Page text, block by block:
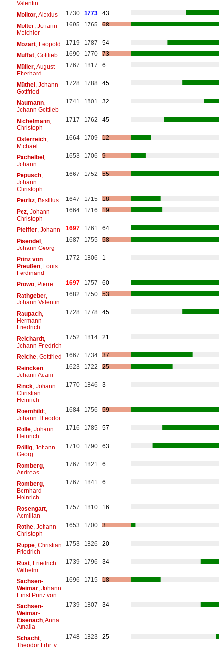
Valentin
Molitor, Alexius 1730 1773
43
Molter, Johann
Melchior
1695 1765 68
Mozart, Leopold 1719 1787
54
Muffat, Gottlieb 1690 1770
73
Müller, August
Eberhard
1767 1817 6
Müthel, Johann
Gottfried
1728 1788 45
Naumann,
Johann Gottlieb
1741 1801 32
Nichelmann,
Christoph
1717 1762 45
Österreich,
Michael
1664 1709 12
Pachelbel,
Johann
1653 1706 9
Pepusch,
Johann
Christoph
1667 1752 55
Petritz, Basilius 1647 1715
18
Pez, Johann
Christoph
1664 1716 19
Pfeiffer, Johann 1697 1761
64
Pisendel,
Johann Georg
1687 1755 58
Prinz von
Preußen, Louis
Ferdinand
1772 1806 1
Prowo, Pierre 1697 1757
60
Rathgeber,
Johann Valentin
1682 1750 53
Raupach,
Hermann
Friedrich
1728 1778 45
Reichardt,
Johann Friedrich
1752 1814 21
Reiche, Gottfried 1667 1734
37
Reincken,
Johann Adam
1623 1722 25
Rinck, Johann
Christian
Heinrich
1770 1846 3
Roemhildt,
Johann Theodor
1684 1756 59
Rolle, Johann
Heinrich
1716 1785 57
Röllig, Johann
Georg
1710 1790 63
Romberg,
Andreas
1767 1821 6
Romberg,
Bernhard
Heinrich
1767 1841 6
Rosengart,
Aemilian
1757 1810 16
Rothe, Johann
Christoph
1653 1700 3
Ruppe, Christian
Friedrich
1753 1826 20
Rust, Friedrich
Wilhelm
1739 1796 34
Sachsen-
Weimar, Johann
Ernst Prinz von
1696 1715 18
Sachsen-
Weimar-
Eisenach, Anna
Amalia
1739 1807 34
Schacht,
Theodor Frhr. v.
1748 1823 25